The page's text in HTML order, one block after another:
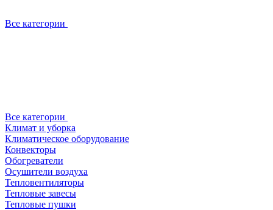
Все категории
Все категории
Климат и уборка
Климатическое оборудование
Конвекторы
Обогреватели
Осушители воздуха
Тепловентиляторы
Тепловые завесы
Тепловые пушки